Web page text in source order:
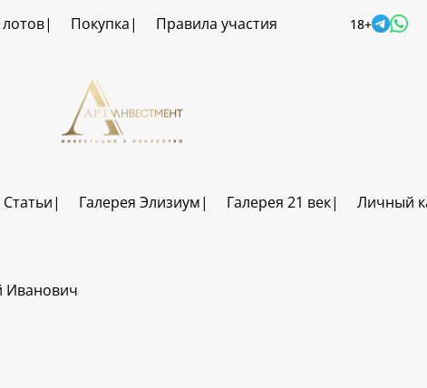
Покупка Правила участия 18+
Статьи Галерея Элизиум Галерея 21 век Личный
Иванович